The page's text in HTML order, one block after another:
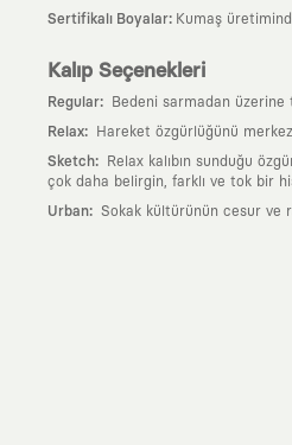
Sertifikalı Boyalar: Kumaş
Kalıp Seçenekleri
Regular: Bedeni sarmadan
Relax: Hareket özgürlüğünü
Sketch:
Relax kalıbın sunduğu
çok daha belirgin, farklı ve tok bir his
Urban: Sokak kültürünün cesur ve